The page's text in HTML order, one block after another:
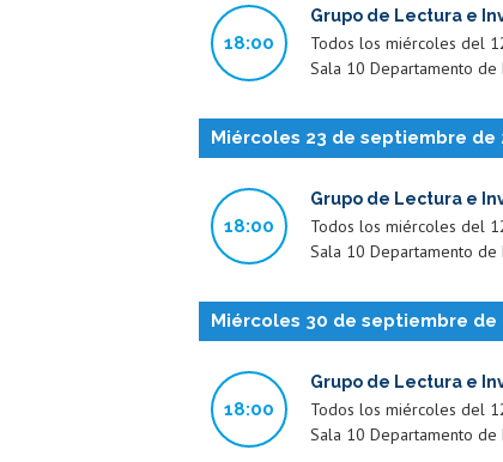
18:00
Grupo de Lectura e
Todos los miércoles del
Sala 10 Departamento de
Miércoles 23 de septiembre de
18:00
Grupo de Lectura e
Todos los miércoles del
Sala 10 Departamento de
Miércoles 30 de septiembre de
18:00
Grupo de Lectura e
Todos los miércoles del
Sala 10 Departamento de